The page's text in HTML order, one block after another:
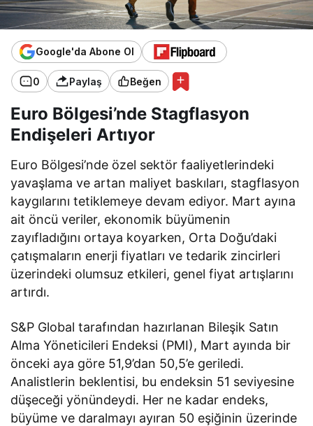
Google'da Abone Ol
0 Paylaş Beğen
Euro Bölgesi’nde Stagflasyon
Endişeleri Artıyor
Euro Bölgesi’nde özel sektör faaliyetlerindeki
yavaşlama ve artan maliyet baskıları, stagflasyon
kaygılarını tetiklemeye devam ediyor. Mart ayına
ait öncü veriler, ekonomik büyümenin
zayıfladığını ortaya koyarken, Orta Doğu’daki
çatışmaların enerji fiyatları ve tedarik zincirleri
üzerindeki olumsuz etkileri, genel fiyat artışlarını
artırdı.
S&P Global tarafından hazırlanan Bileşik Satın
Alma Yöneticileri Endeksi (PMI), Mart ayında bir
önceki aya göre 51,9’dan 50,5’e geriledi.
Analistlerin beklentisi, bu endeksin 51 seviyesine
düşeceği yönündeydi. Her ne kadar endeks,
büyüme ve daralmayı ayıran 50 eşiğinin üzerinde